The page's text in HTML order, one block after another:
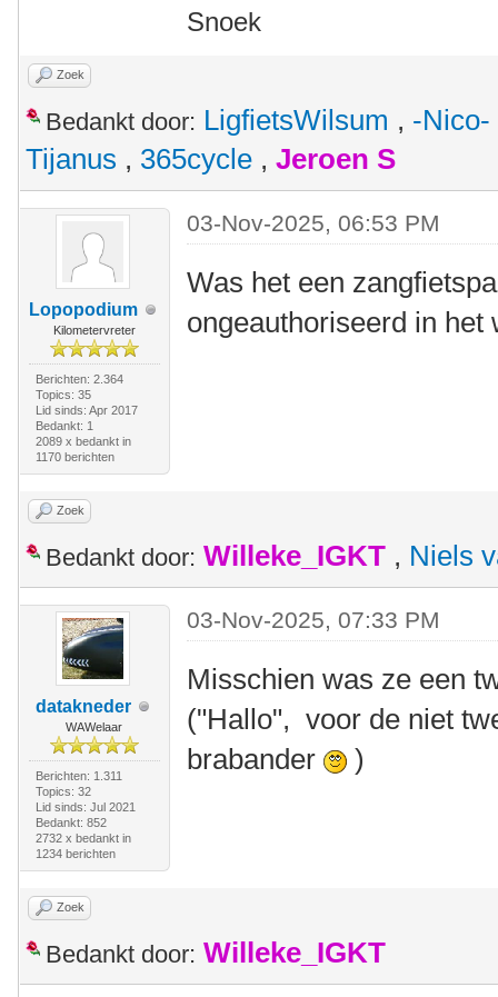
Snoek
Zoek
Bedankt door: LigfietsWilsum , -Nico-
Tijanus , 365cycle , Jeroen S
Lopopodium
Kilometervreter
Berichten: 2.364
Topics: 35
Lid sinds: Apr 2017
Bedankt: 1
2089 x bedankt in
1170 berichten
03-Nov-2025, 06:53 PM
Was het een
ongeauthoriseerd in het
Zoek
Bedankt door: Willeke_IGKT , Niels
datakneder
WAWelaar
Berichten: 1.311
Topics: 32
Lid sinds: Jul 2021
Bedankt: 852
2732 x bedankt in
1234 berichten
03-Nov-2025, 07:33 PM
Misschien was ze een
("Hallo", voor de niet
brabander
)
Zoek
Bedankt door: Willeke_IGKT